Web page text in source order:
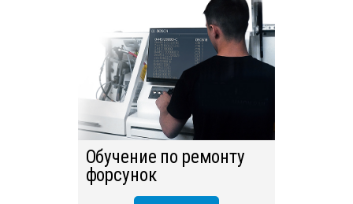
ОТПРАВИТЬ
Обучение по ремонту
форсунок